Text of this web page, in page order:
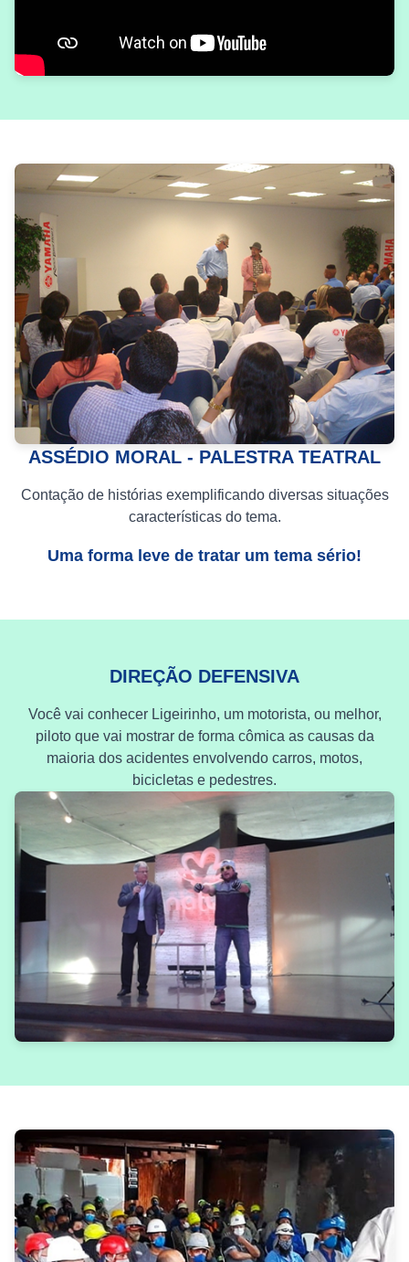
ASSÉDIO MORAL - PALESTRA TEATRAL
Contação de histórias exemplificando diversas situações
características do tema.
Uma forma leve de tratar um tema sério!
DIREÇÃO DEFENSIVA
Você vai conhecer Ligeirinho, um motorista, ou melhor,
piloto que vai mostrar de forma cômica as causas da
maioria dos acidentes envolvendo carros, motos,
bicicletas e pedestres.